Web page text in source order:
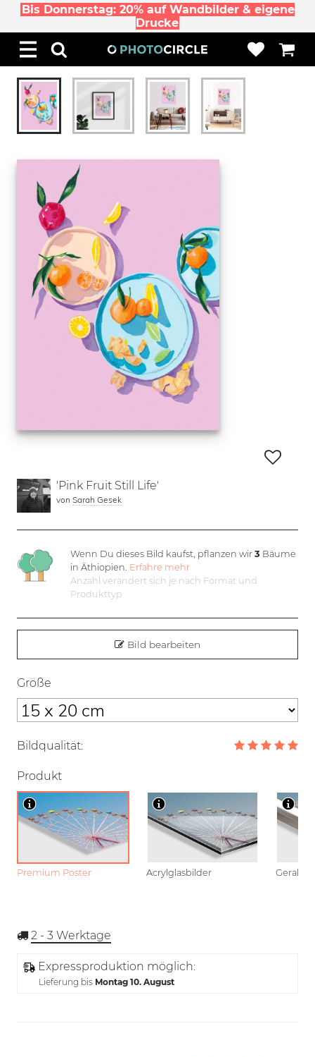
Bis Donnerstag: 20% auf Wandbilder & eigene
Drucke
'Pink Fruit Still Life'
von Sarah Gesek
Wenn Du dieses Bild kaufst, pflanzen wir3 Bäume
in Äthiopien. Erfahre mehr
Anzahl verändert sich je nach Format und
Produkttyp
Bild bearbeiten
Größe
Bildqualität:
Produkt
Premium Poster Acrylglasbilder
2 - 3 Werktage
Expressproduktion möglich:
Lieferung bis Montag 10. August